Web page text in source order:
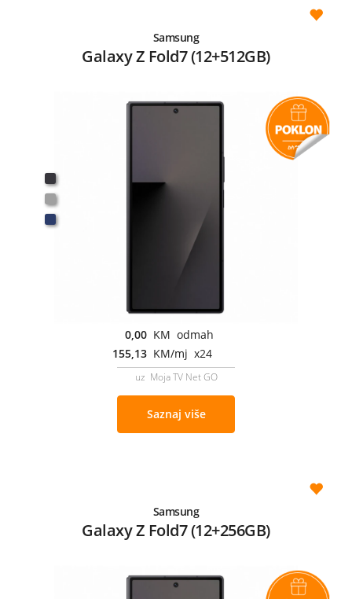
Samsung
Galaxy Z Fold7 (12+512GB)
0,00 KM odmah
155,13 KM/mj x24
uz Moja TV Net GO
Saznaj više
Samsung
Galaxy Z Fold7 (12+256GB)